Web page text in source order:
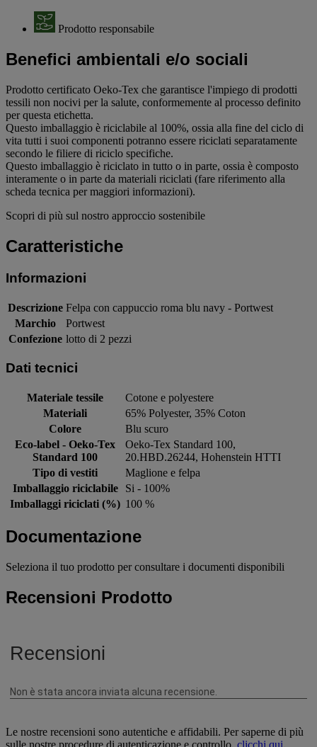
Prodotto responsabile
Benefici ambientali e/o sociali
Prodotto certificato Oeko-Tex che garantisce l'impiego di prodotti
tessili non nocivi per la salute, conformemente al processo definito
per questa etichetta.
Questo imballaggio è riciclabile al 100%, ossia alla fine del ciclo di
vita tutti i suoi componenti potranno essere riciclati separatamente
secondo le filiere di riciclo specifiche.
Questo imballaggio è riciclato in tutto o in parte, ossia è composto
interamente o in parte da materiali riciclati (fare riferimento alla
scheda tecnica per maggiori informazioni).
Scopri di più sul nostro approccio sostenibile
Caratteristiche
Informazioni
Descrizione Felpa con cappuccio roma blu navy - Portwest
Marchio
Portwest
Confezione lotto di 2 pezzi
Dati tecnici
Materiale tessile
Cotone e polyestere
Materiali
65% Polyester, 35% Coton
Colore
Blu scuro
Eco-label - Oeko-Tex
Standard 100
Oeko-Tex Standard 100,
20.HBD.26244, Hohenstein HTTI
Tipo di vestiti
Maglione e felpa
Imballaggio riciclabile
Si - 100%
Imballaggi riciclati (%) 100 %
Documentazione
Seleziona il tuo prodotto per consultare i documenti disponibili
Recensioni Prodotto
Le nostre recensioni sono autentiche e affidabili. Per saperne di più